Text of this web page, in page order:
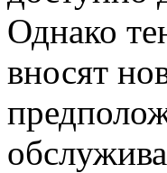
Однако
вносят